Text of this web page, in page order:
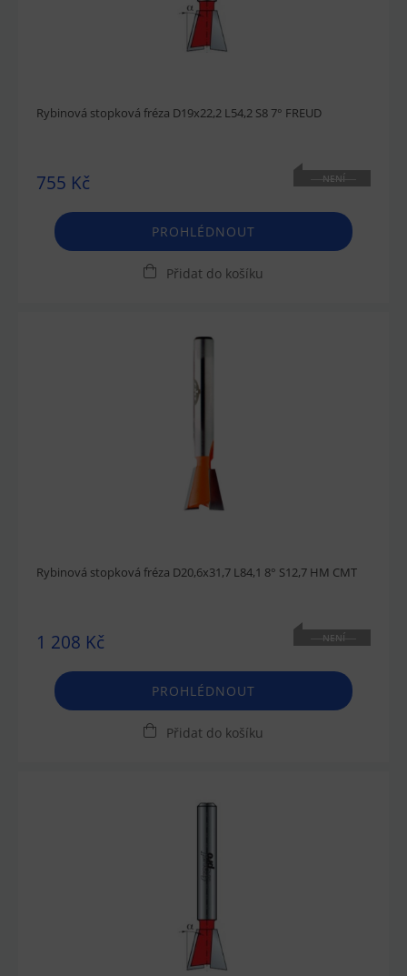
Rybinová stopková fréza D19x22,2 L54,2 S8 7° FREUD
755 Kč
NENÍ
PROHLÉDNOUT
Přidat do košíku
Rybinová stopková fréza D20,6x31,7 L84,1 8° S12,7 HM CMT
1 208 Kč
NENÍ
PROHLÉDNOUT
Přidat do košíku